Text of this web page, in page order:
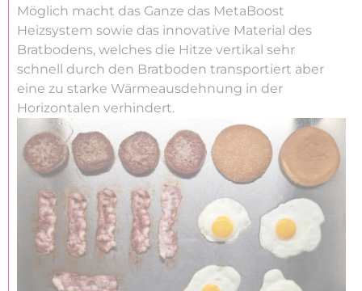
Möglich macht das Ganze das MetaBoost
Heizsystem sowie das innovative Material des
Bratbodens, welches die Hitze vertikal sehr
schnell durch den Bratboden transportiert aber
eine zu starke Wärmeausdehnung in der
Horizontalen verhindert.